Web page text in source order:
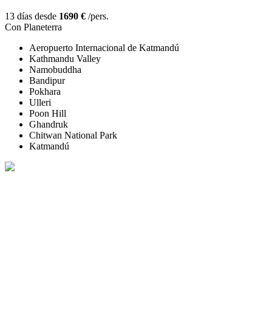
13 días desde 1690 € /pers.
Con Planeterra
Aeropuerto Internacional de Katmandú
Kathmandu Valley
Namobuddha
Bandipur
Pokhara
Ulleri
Poon Hill
Ghandruk
Chitwan National Park
Katmandú